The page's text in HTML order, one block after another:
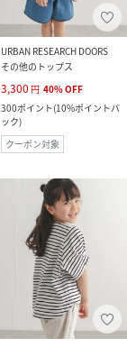
URBAN RESEARCH DOORS
その他のトップス
3,300 円 40%OFF
300ポイント(10%ポイントバ
ック)
クーポン対象